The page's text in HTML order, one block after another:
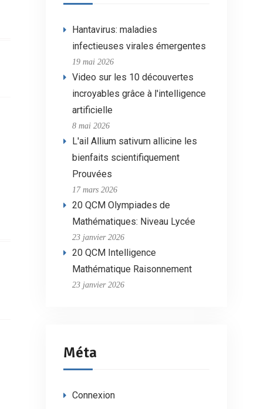
Hantavirus: maladies
infectieuses virales émergentes
19 mai 2026
Video sur les 10 découvertes
incroyables grâce à l'intelligence
artificielle
8 mai 2026
L'ail Allium sativum allicine les
bienfaits scientifiquement
Prouvées
17 mars 2026
20 QCM Olympiades de
Mathématiques: Niveau Lycée
23 janvier 2026
20 QCM Intelligence
Mathématique Raisonnement
23 janvier 2026
Méta
Connexion